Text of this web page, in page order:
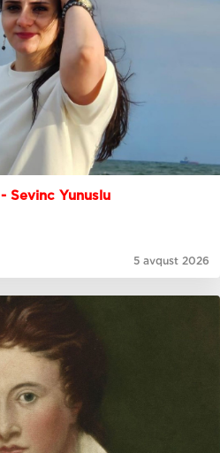
- Sevinc Yunuslu
5 avqust 2026